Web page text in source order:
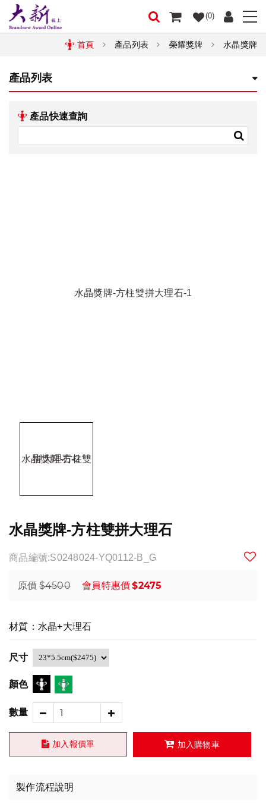
(0)
首頁 產品列表 榮耀獎牌 水晶獎牌
產品列表
產品快速查詢
水晶獎牌-方柱雙拼大理石
商品編號:S0248024-YQ0112-B_G
原價 $4500 會員特惠價$2475
材質：水晶+大理石
尺寸
顏色
數量
加入報價單 加入購物車
製作流程說明